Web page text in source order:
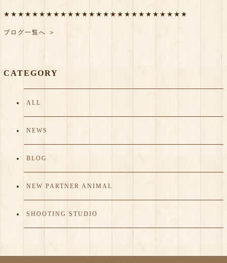
★★★★★★★★★★★★★★★★★★★★★★★★★★
ブログ一覧へ ＞
CATEGORY
ALL
NEWS
BLOG
NEW PARTNER ANIMAL
SHOOTING STUDIO